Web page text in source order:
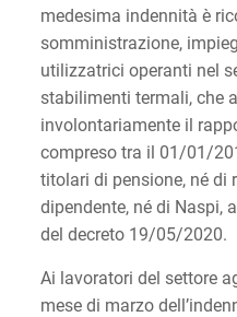
medesima indennità è
somministrazione,
utilizzatrici operanti nel
stabilimenti termali, che
involontariamente il
compreso tra il 01/01/
titolari di pensione, né di
dipendente, né di Naspi,
del decreto 19/05/2020.
Ai lavoratori del settore
mese di marzo